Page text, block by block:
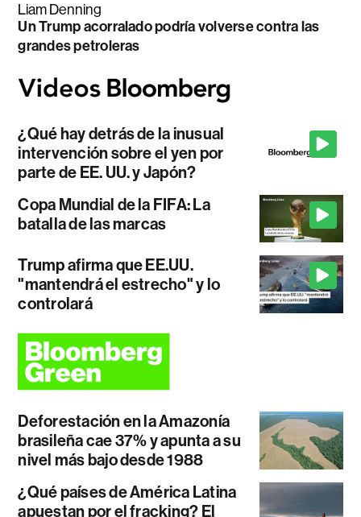
Liam Denning
Un Trump acorralado podría volverse contra las
grandes petroleras
¿Qué hay detrás de la inusual
intervención sobre el yen por
parte de EE. UU. y Japón?
Copa Mundial de la FIFA: La
batalla de las marcas
Trump afirma que EE.UU.
"mantendrá el estrecho" y lo
controlará
Deforestación en la Amazonía
brasileña cae 37% y apunta a su
nivel más bajo desde 1988
¿Qué países de América Latina
apuestan por el fracking? El